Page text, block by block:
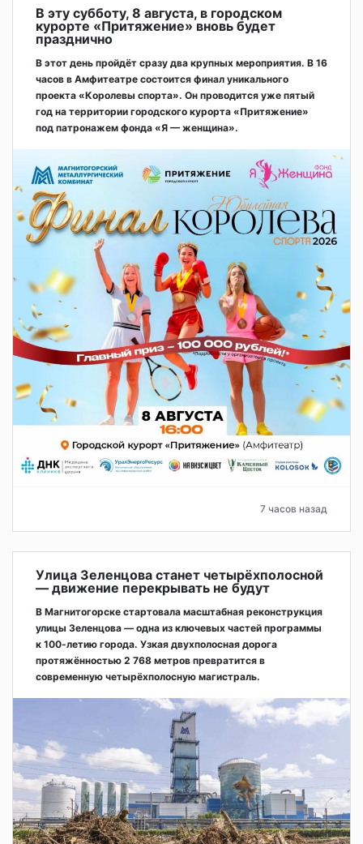
В эту субботу, 8 августа, в городском
курорте «Притяжение» вновь будет
празднично
В этот день пройдёт сразу два крупных мероприятия. В 16
часов в Амфитеатре состоится финал уникального
проекта «Королевы спорта». Он проводится уже пятый
год на территории городского курорта «Притяжение»
под патронажем фонда «Я — женщина».
7 часов назад
Улица Зеленцова станет четырёхполосной
— движение перекрывать не будут
В Магнитогорске стартовала масштабная реконструкция
улицы Зеленцова — одна из ключевых частей программы
к 100-летию города. Узкая двухполосная дорога
протяжённостью 2 768 метров превратится в
современную четырёхполосную магистраль.